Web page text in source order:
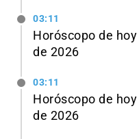
03:11
Horóscopo de
de 2026
03:11
Horóscopo de
de 2026